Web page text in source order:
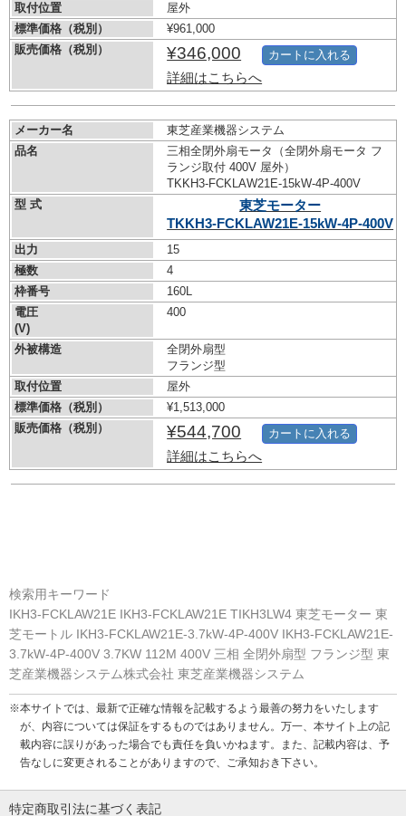
取付位置
屋外
標準価格（税別）
¥961,000
販売価格（税別）
¥346,000
詳細はこちらへ
カートに入れる
メーカー名
東芝産業機器システム
品名
三相全閉外扇モータ（全閉外扇モータ フ
ランジ取付 400V 屋外）
TKKH3-FCKLAW21E-15kW-4P-400V
型 式
東芝モーター
TKKH3-FCKLAW21E-15kW-4P-400V
出力
15
極数
4
枠番号
160L
電圧
(V)
400
外被構造
全閉外扇型
フランジ型
取付位置
屋外
標準価格（税別）
¥1,513,000
販売価格（税別）
¥544,700
詳細はこちらへ
カートに入れる
検索用キーワード
IKH3-FCKLAW21E IKH3-FCKLAW21E TIKH3LW4 東芝モーター 東
芝モートル IKH3-FCKLAW21E-3.7kW-4P-400V IKH3-FCKLAW21E-
3.7kW-4P-400V 3.7KW 112M 400V 三相 全閉外扇型 フランジ型 東
芝産業機器システム株式会社 東芝産業機器システム
※本サイトでは、最新で正確な情報を記載するよう最善の努力をいたします
が、内容については保証をするものではありません。万一、本サイト上の記
載内容に誤りがあった場合でも責任を負いかねます。また、記載内容は、予
告なしに変更されることがありますので、ご承知おき下さい。
特定商取引法に基づく表記